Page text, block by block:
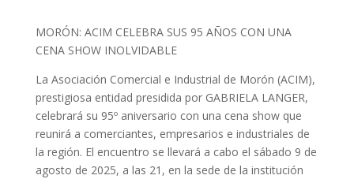
MORÓN: ACIM CELEBRA SUS 95 AÑOS CON UNA
CENA SHOW INOLVIDABLE
La Asociación Comercial e Industrial de Morón (ACIM),
prestigiosa entidad presidida por GABRIELA LANGER,
celebrará su 95º aniversario con una cena show que
reunirá a comerciantes, empresarios e industriales de
la región. El encuentro se llevará a cabo el sábado 9 de
agosto de 2025, a las 21, en la sede de la institución